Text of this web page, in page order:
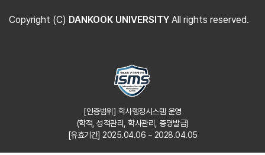
Copyright (C) DANKOOK UNIVERSITY All rights reserved.
[인증범위] 학사행정시스템 운영
(학적, 성적관리, 학사관리, 증명발급)
[유효기간] 2025.04.06 ~ 2028.04.05